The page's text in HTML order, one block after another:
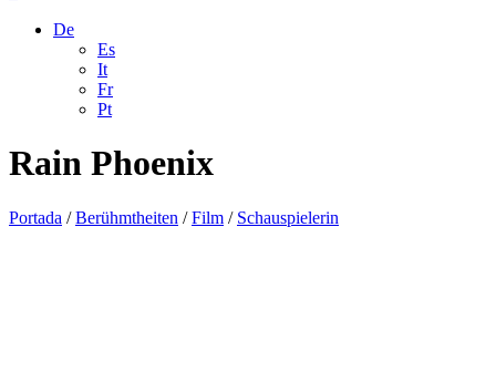
De
Es
It
Fr
Pt
Rain Phoenix
Portada /Berühmtheiten /Film / Schauspielerin